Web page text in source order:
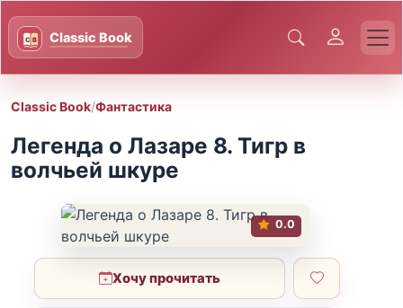
Classic Book/Фантастика
Легенда о Лазаре 8. Тигр в
волчьей шкуре
0.0
Хочу прочитать